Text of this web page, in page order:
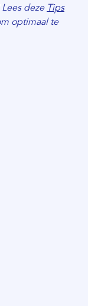
Lees deze Tips
optimaal te